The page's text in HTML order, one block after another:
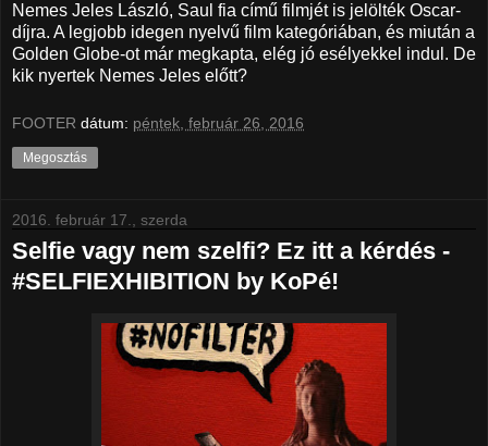
Nemes Jeles László, Saul fia című filmjét is jelölték Oscar-
díjra. A legjobb idegen nyelvű film kategóriában, és miután a
Golden Globe-ot már megkapta, elég jó esélyekkel indul. De
kik nyertek Nemes Jeles előtt?
FOOTER dátum: péntek, február 26, 2016
Megosztás
2016. február 17., szerda
Selfie vagy nem szelfi? Ez itt a kérdés -
#SELFIEXHIBITION by KoPé!